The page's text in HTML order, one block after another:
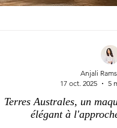
Terres Australes, un
élégant à
Anjali
17 oct. 2025
5